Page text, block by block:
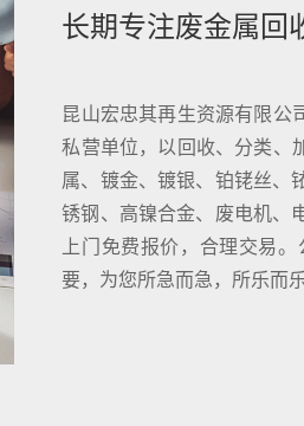
长期专注废金属回
昆山宏忠其再生资源有限公
私营单位，以回收、分类、
属、镀金、镀银、铂铑丝、
锈钢、高镍合金、废电机、
上门免费报价，合理交易
要，为您所急而急，所乐而乐